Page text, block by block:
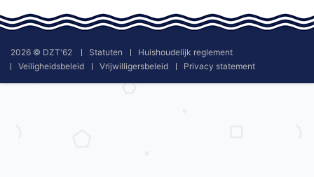
2026 © DZT'62 Statuten
Huishoudelijk reglement
Veiligheidsbeleid
Vrijwilligersbeleid Privacy statement